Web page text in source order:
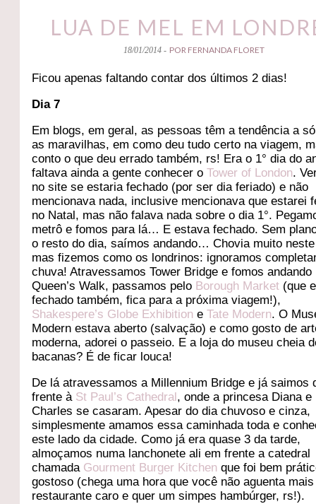
LUA DE MEL EM
18/01/2014 - POR FERNANDA FLORET
Ficou apenas faltando contar dos últimos 2 dias!
Dia 7
Em blogs, em geral, as pessoas têm a tendência a
as maravilhas, em como deu tudo certo na viagem,
conto o que deu errado também, rs! Era o 1° dia do
faltava ainda a gente conhecer oTower of London.
no site se estaria fechado (por ser dia feriado) e não
mencionava nada, inclusive mencionava que estarei
no Natal, mas não falava nada sobre o dia 1°.
metrô e fomos para lá… E estava fechado. Sem
o resto do dia, saímos andando… Chovia muito
mas fizemos como os londrinos: ignoramos
chuva! Atravessamos Tower Bridge e fomos andando
Queen’s Walk, passamos pelo Borough Market (que
fechado também, fica para a próxima viagem!),
Shakespere’s Globe Exhibition eTate Modern. O
Modern estava aberto (salvação) e como gosto de
moderna, adorei o passeio. E a loja do museu cheia
bacanas? É de ficar louca!
De lá atravessamos a Millennium Bridge e já saimos
frente à St Paul’s Cathedral , onde a princesa Diana e
Charles se casaram. Apesar do dia chuvoso e cinza,
simplesmente amamos essa caminhada toda e
este lado da cidade. Como já era quase 3 da tarde,
almoçamos numa lanchonete ali em frente a catedral
chamada Gourment Burger Kitchen que foi bem
gostoso (chega uma hora que você não aguenta mais
restaurante caro e quer um simpes hambúrger, rs!).